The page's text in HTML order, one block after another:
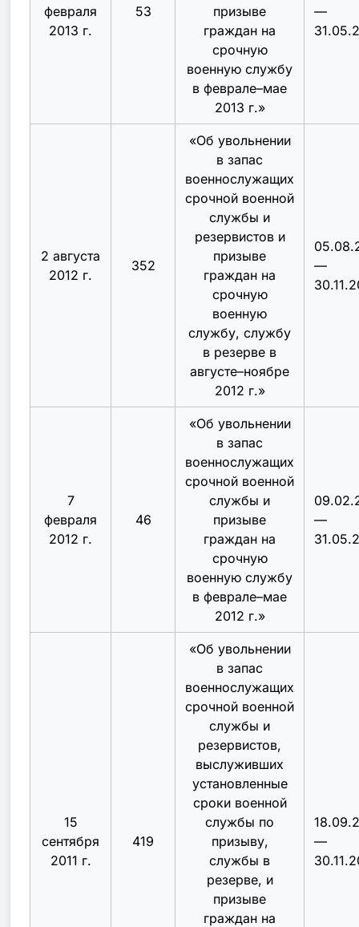
февраля
2013 г.
53
призыве
граждан на
срочную
военную службу
в феврале–мае
2013 г.»
—
2 августа
2012 г.
352
«Об увольнении
в запас
военнослужащих
срочной военной
службы и
резервистов и
призыве
граждан на
срочную
военную
службу, службу
в резерве в
августе–ноябре
2012 г.»
—
7
февраля
2012 г.
46
«Об увольнении
в запас
военнослужащих
срочной военной
службы и
призыве
граждан на
срочную
военную службу
в феврале–мае
2012 г.»
—
15
сентября
2011 г.
419
«Об увольнении
в запас
военнослужащих
срочной военной
службы и
резервистов,
выслуживших
установленные
сроки военной
службы по
призыву,
службы в
резерве, и
призыве
граждан на
—